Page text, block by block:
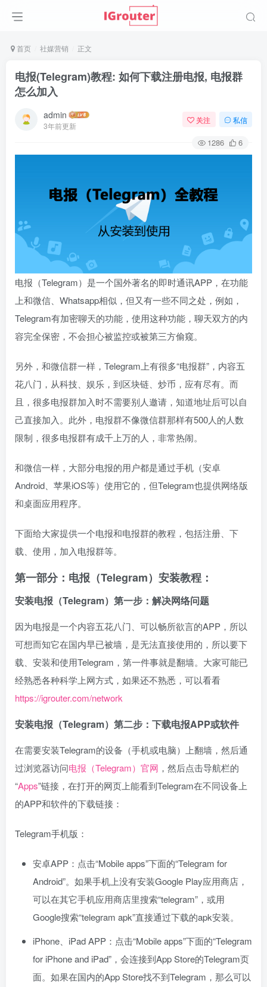
首页 社媒营销 正文
电报(Telegram)教程: 如何下载注册电报, 电报群
怎么加入
admin
3年前更新
关注 私信
1286 6
电报（Telegram）是一个国外著名的即时通讯APP，在功能
上和微信、Whatsapp相似，但又有一些不同之处，例如，
Telegram有加密聊天的功能，使用这种功能，聊天双方的内
容完全保密，不会担心被监控或被第三方偷窥。
另外，和微信群一样，Telegram上有很多“电报群”，内容五
花八门，从科技、娱乐，到区块链、炒币，应有尽有。而
且，很多电报群加入时不需要别人邀请，知道地址后可以自
己直接加入。此外，电报群不像微信群那样有500人的人数
限制，很多电报群有成千上万的人，非常热闹。
和微信一样，大部分电报的用户都是通过手机（安卓
Android、苹果iOS等）使用它的，但Telegram也提供网络版
和桌面应用程序。
下面给大家提供一个电报和电报群的教程，包括注册、下
载、使用，加入电报群等。
第一部分：电报（Telegram）安装教程：
安装电报（Telegram）第一步：解决网络问题
因为电报是一个内容五花八门、可以畅所欲言的APP，所以
可想而知它在国内早已被墙，是无法直接使用的，所以要下
载、安装和使用Telegram，第一件事就是翻墙。大家可能已
经熟悉各种科学上网方式，如果还不熟悉，可以看看
https://igrouter.com/network
安装电报（Telegram）第二步：下载电报APP或软件
在需要安装Telegram的设备（手机或电脑）上翻墙，然后通
过浏览器访问电报（Telegram）官网 ，然后点击导航栏的
“Apps”链接，在打开的网页上能看到Telegram在不同设备上
的APP和软件的下载链接：
Telegram手机版：
安卓APP：点击“Mobile apps”下面的“Telegram for
Android”。如果手机上没有安装Google Play应用商店，
可以在其它手机应用商店里搜索“telegram”，或用
Google搜索“telegram apk”直接通过下载的apk安装。
iPhone、iPad APP：点击“Mobile apps”下面的“Telegram
for iPhone and iPad”，会连接到App Store的Telegram页
面。如果在国内的App Store找不到Telegram，那么可以